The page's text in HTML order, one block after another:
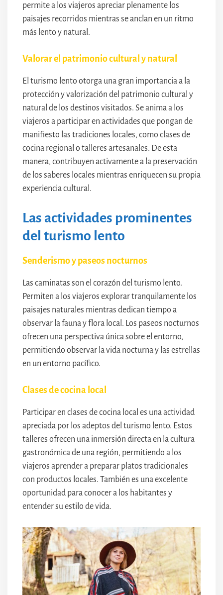
permite a los viajeros apreciar plenamente los
paisajes recorridos mientras se anclan en un ritmo
más lento y natural.
Valorar el patrimonio cultural y natural
El turismo lento otorga una gran importancia a la
protección y valorización del patrimonio cultural y
natural de los destinos visitados. Se anima a los
viajeros a participar en actividades que pongan de
manifiesto las tradiciones locales, como clases de
cocina regional o talleres artesanales. De esta
manera, contribuyen activamente a la preservación
de los saberes locales mientras enriquecen su propia
experiencia cultural.
Las actividades prominentes
del turismo lento
Senderismo y paseos nocturnos
Las caminatas son el corazón del turismo lento.
Permiten a los viajeros explorar tranquilamente los
paisajes naturales mientras dedican tiempo a
observar la fauna y flora local. Los paseos nocturnos
ofrecen una perspectiva única sobre el entorno,
permitiendo observar la vida nocturna y las estrellas
en un entorno pacífico.
Clases de cocina local
Participar en clases de cocina local es una actividad
apreciada por los adeptos del turismo lento. Estos
talleres ofrecen una inmersión directa en la cultura
gastronómica de una región, permitiendo a los
viajeros aprender a preparar platos tradicionales
con productos locales. También es una excelente
oportunidad para conocer a los habitantes y
entender su estilo de vida.